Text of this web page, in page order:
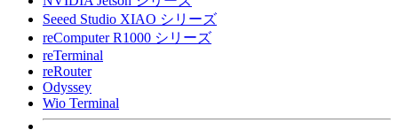
Seeed Studio XIAO シリーズ
reComputer R1000 シリーズ
reTerminal
reRouter
Odyssey
Wio Terminal